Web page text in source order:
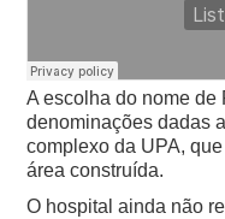
A escolha do nome
denominações dadas
complexo da UPA,
área construída.
O hospital ainda não